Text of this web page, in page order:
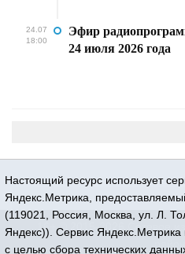
24.07
18:00
Эфир
24 июля 2026 года
16+ © 2015-2026 Сетевое
Настоящий ресурс использует
Яндекс.Метрика,
(119021, Россия, Москва, ул. Л.
Яндекс)). Сервис
с целью сбора технических